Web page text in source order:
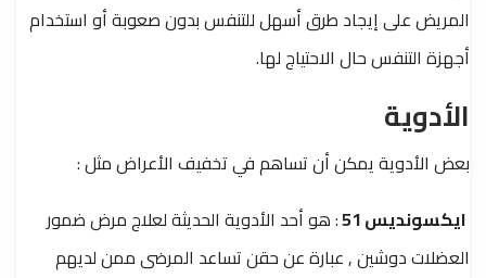
المريض على إيجاد طرق أسهل للتنفس بدون صعوبة أو استخدام
أجهزة التنفس حال الاحتياج لها.
الأدوية
بعض الأدوية يمكن أن تساهم في تخفيف الأعراض مثل :
ايكسونديس
: هو أحد الأدوية الحديثة لعلاج مرض ضمور
العضلات دوشين , عبارة عن حقن تساعد المرضى ممن لديهم